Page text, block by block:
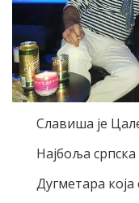
Славиша је
Најбоља
Дугметара